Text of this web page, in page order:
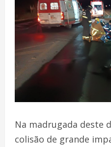
Na madrugada deste
colisão de grande